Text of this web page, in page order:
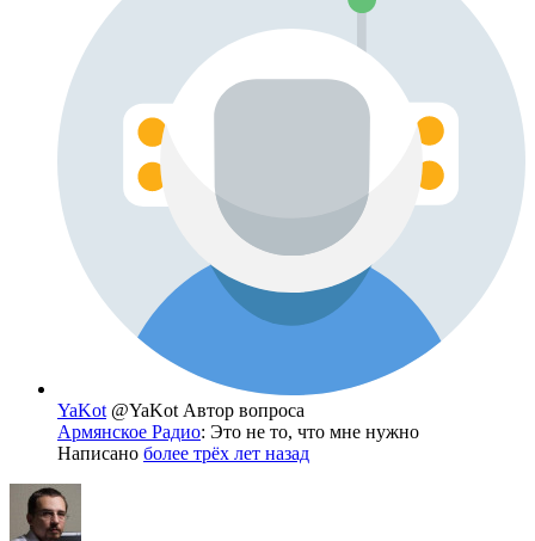
YaKot @YaKot Автор вопроса
Армянское Радио: Это не то, что мне нужно
Написано более трёх лет назад